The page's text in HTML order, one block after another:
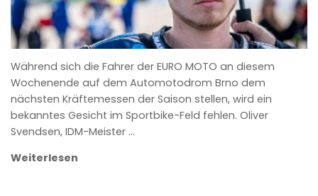
Während sich die Fahrer der EURO MOTO an diesem
Wochenende auf dem Automotodrom Brno dem
nächsten Kräftemessen der Saison stellen, wird ein
bekanntes Gesicht im Sportbike-Feld fehlen. Oliver
Svendsen, IDM-Meister …
Weiterlesen